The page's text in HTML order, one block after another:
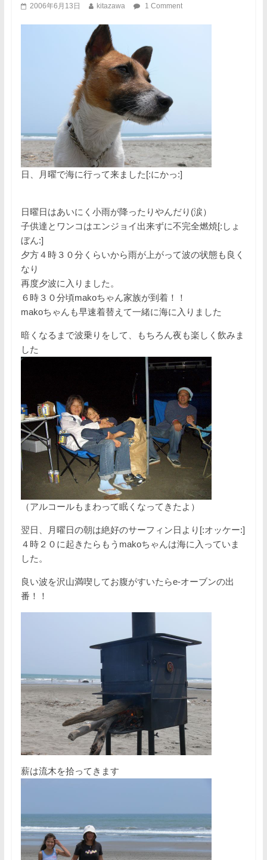
2006年6月13日 kitazawa 1 Comment
日、月曜で海に行って来ました[:にかっ:]
日曜日はあいにく小雨が降ったりやんだり(涙）
子供達とワンコはエンジョイ出来ずに不完全燃焼[:しょ
ぼん:]
夕方４時３０分くらいから雨が上がって波の状態も良く
なり
再度夕波に入りました。
６時３０分頃makoちゃん家族が到着！！
makoちゃんも早速着替えて一緒に海に入りました
暗くなるまで波乗りをして、もちろん夜も楽しく飲みま
した
（アルコールもまわって眠くなってきたよ）
翌日、月曜日の朝は絶好のサーフィン日より[:オッケー:]
４時２０に起きたらもうmakoちゃんは海に入っていま
した。
良い波を沢山満喫してお腹がすいたらe-オーブンの出
番！！
薪は流木を拾ってきます